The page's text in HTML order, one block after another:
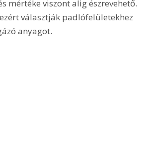
mértéke viszont alig észrevehető.
választják padlófelületekhez
anyagot.